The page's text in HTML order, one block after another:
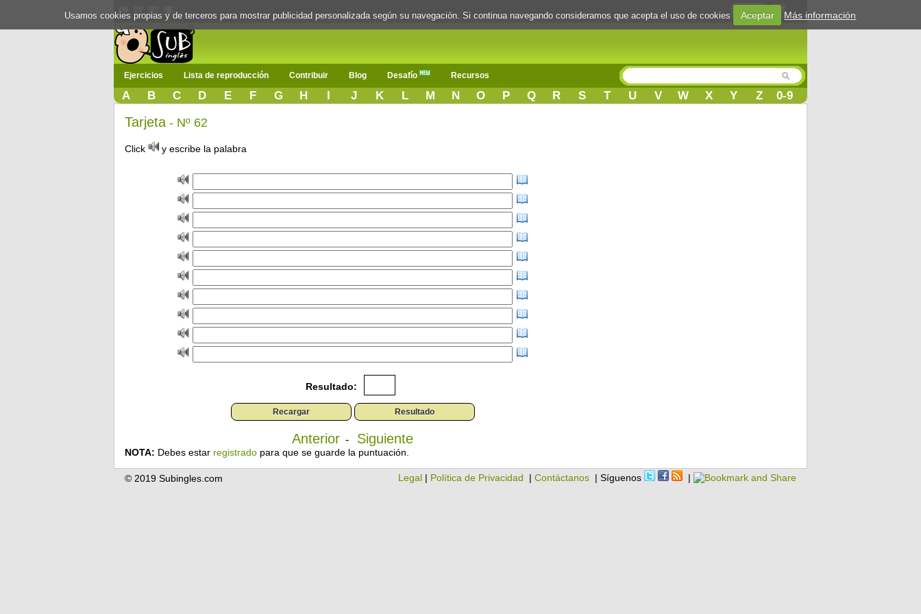
Login
Ejercicios Lista de reproducción Contribuir Blog Desafío Recursos
A B C D E F G H I J K L M N O P Q R S T U V W X Y Z 0-9
Tarjeta- Nº 62
Click y escribe la palabra
Resultado:
Anterior - Siguiente
NOTA: Debes estar registrado para que se guarde la puntuación.
Legal | Política de Privacidad | Contáctanos | Síguenos |
© 2019 Subingles.com
Usamos cookies propias y de terceros para mostrar publicidad personalizada según su navegación. Si continua navegando consideramos que acepta el uso de cookies Aceptar Más información